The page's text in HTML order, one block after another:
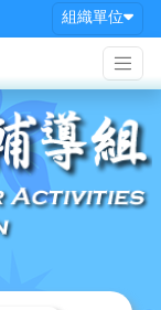
組織單位